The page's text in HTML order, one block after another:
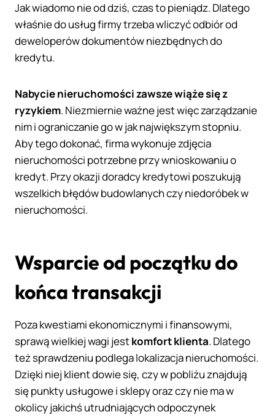
Jak wiadomo nie od dziś, czas to pieniądz. Dlatego
właśnie do usług firmy trzeba wliczyć odbiór od
deweloperów dokumentów niezbędnych do
kredytu.
Nabycie nieruchomości zawsze wiąże się z
ryzykiem. Niezmiernie ważne jest więc zarządzanie
nim i ograniczanie go w jak największym stopniu.
Aby tego dokonać, firma wykonuje zdjęcia
nieruchomości potrzebne przy wnioskowaniu o
kredyt. Przy okazji doradcy kredytowi poszukują
wszelkich błędów budowlanych czy niedoróbek w
nieruchomości.
Wsparcie od początku do
końca transakcji
Poza kwestiami ekonomicznymi i finansowymi,
sprawą wielkiej wagi jestkomfort klienta. Dlatego
też sprawdzeniu podlega lokalizacja nieruchomości.
Dzięki niej klient dowie się, czy w pobliżu znajdują
się punkty usługowe i sklepy oraz czy nie ma w
okolicy jakichś utrudniających odpoczynek